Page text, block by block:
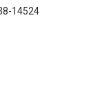
14524